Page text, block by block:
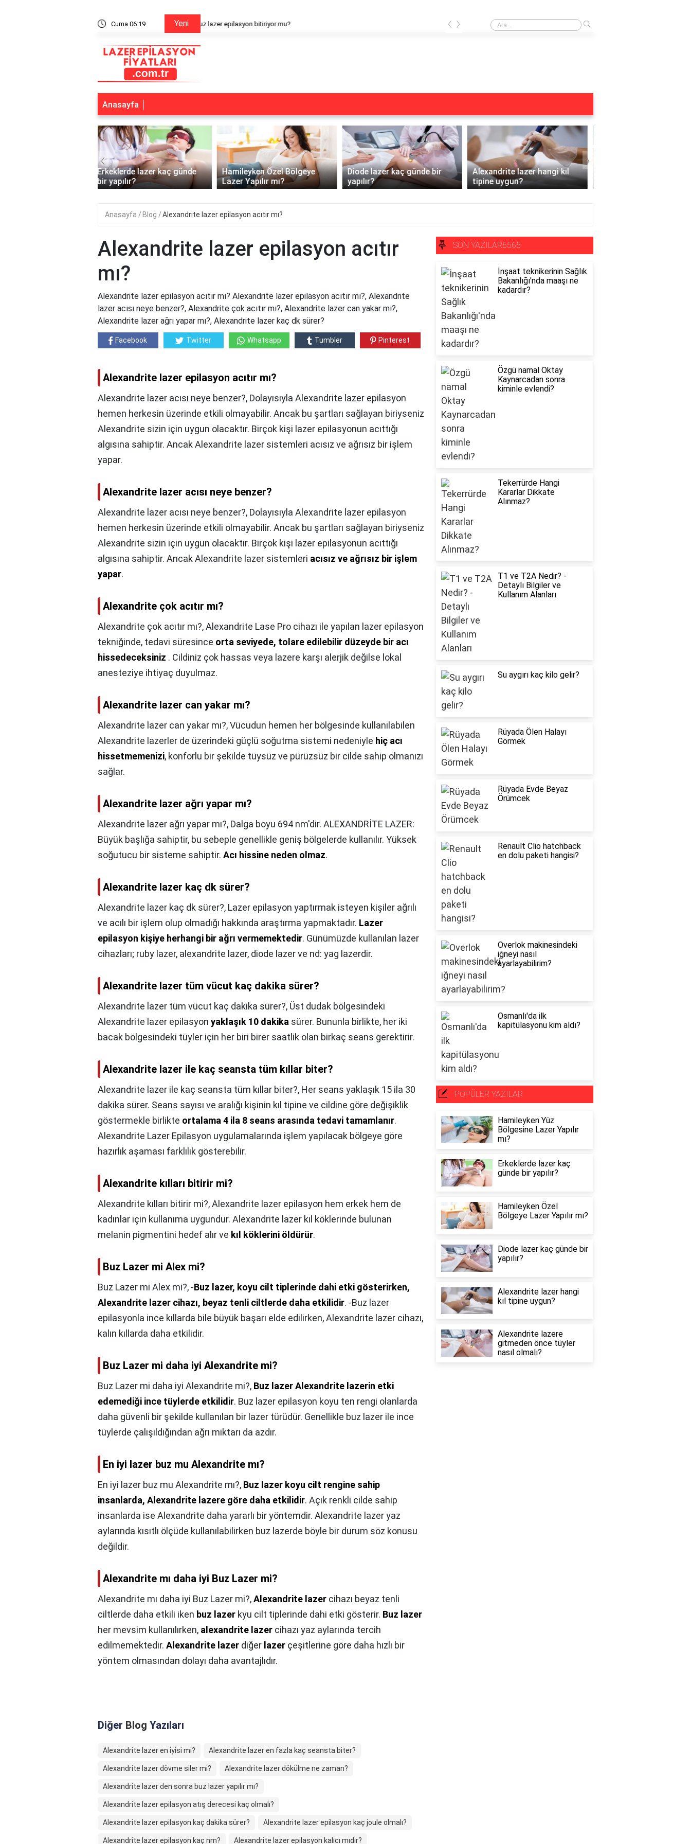
Cuma 06:19 Yeni Alexandrite lazere giderken jilet kullanılır mı? Buz lazer öncesi duş alınır mı?
‹ ›
Anasayfa
Hamileyken Özel Bölgeye
Lazer Yapılır mı?
Diode lazer kaç günde bir
yapılır?
Alexandrite lazer hangi kıl
tipine uygun?
Alexandrite lazere gitmeden
önce tüyler nasıl olmalı?
‹ ›
Anasayfa Blog Alexandrite lazer epilasyon acıtır mı?
Alexandrite lazer epilasyon acıtır
mı?
Alexandrite lazer epilasyon acıtır mı? Alexandrite lazer epilasyon acıtır mı?, Alexandrite
lazer acısı neye benzer?, Alexandrite çok acıtır mı?, Alexandrite lazer can yakar mı?,
Alexandrite lazer ağrı yapar mı?, Alexandrite lazer kaç dk sürer?
Facebook Twitter Whatsapp Tumbler Pinterest
Alexandrite lazer epilasyon acıtır mı?
Alexandrite lazer acısı neye benzer?, Dolayısıyla Alexandrite lazer epilasyon
hemen herkesin üzerinde etkili olmayabilir. Ancak bu şartları sağlayan biriyseniz
Alexandrite sizin için uygun olacaktır. Birçok kişi lazer epilasyonun acıttığı
algısına sahiptir. Ancak Alexandrite lazer sistemleri acısız ve ağrısız bir işlem
yapar.
Alexandrite lazer acısı neye benzer?
Alexandrite lazer acısı neye benzer?, Dolayısıyla Alexandrite lazer epilasyon
hemen herkesin üzerinde etkili olmayabilir. Ancak bu şartları sağlayan biriyseniz
Alexandrite sizin için uygun olacaktır. Birçok kişi lazer epilasyonun acıttığı
algısına sahiptir. Ancak Alexandrite lazer sistemleri acısız ve ağrısız bir işlem
yapar.
Alexandrite çok acıtır mı?
Alexandrite çok acıtır mı?,Alexandrite Lase Pro cihazı ile yapılan lazer epilasyon
tekniğinde, tedavi süresince orta seviyede, tolare edilebilir düzeyde bir acı
hissedeceksiniz . Cildiniz çok hassas veya lazere karşı alerjik değilse lokal
anesteziye ihtiyaç duyulmaz.
Alexandrite lazer can yakar mı?
Alexandrite lazer can yakar mı?,Vücudun hemen her bölgesinde kullanılabilen
Alexandrite lazerler de üzerindeki güçlü soğutma sistemi nedeniyle hiç acı
hissetmemenizi, konforlu bir şekilde tüysüz ve pürüzsüz bir cilde sahip olmanızı
sağlar.
Alexandrite lazer ağrı yapar mı?
Alexandrite lazer ağrı yapar mı?, Dalga boyu 694 nm'dir. ALEXANDRİTE LAZER:
Büyük başlığa sahiptir, bu sebeple genellikle geniş bölgelerde kullanılır. Yüksek
soğutucu bir sisteme sahiptir. Acı hissine neden olmaz.
Alexandrite lazer kaç dk sürer?
Alexandrite lazer kaç dk sürer?, Lazer epilasyon yaptırmak isteyen kişiler ağrılı
ve acılı bir işlem olup olmadığı hakkında araştırma yapmaktadır. Lazer
epilasyon kişiye herhangi bir ağrı vermemektedir. Günümüzde kullanılan lazer
cihazları; ruby lazer, alexandrite lazer, diode lazer ve nd: yag lazerdir.
Alexandrite lazer tüm vücut kaç dakika sürer?
Alexandrite lazer tüm vücut kaç dakika sürer?, Üst dudak bölgesindeki
Alexandrite lazer epilasyon yaklaşık 10 dakika sürer. Bununla birlikte, her iki
bacak bölgesindeki tüyler için her biri birer saatlik olan birkaç seans gerektirir.
Alexandrite lazer ile kaç seansta tüm kıllar biter?
Alexandrite lazer ile kaç seansta tüm kıllar biter?, Her seans yaklaşık 15 ila 30
dakika sürer. Seans sayısı ve aralığı kişinin kıl tipine ve cildine göre değişiklik
göstermekle birlikte ortalama 4 ila 8 seans arasında tedavi tamamlanır.
Alexandrite Lazer Epilasyon uygulamalarında işlem yapılacak bölgeye göre
hazırlık aşaması farklılık gösterebilir.
Alexandrite kılları bitirir mi?
Alexandrite kılları bitirir mi?,Alexandrite lazer epilasyon hem erkek hem de
kadınlar için kullanıma uygundur. Alexandrite lazer kıl köklerinde bulunan
melanin pigmentini hedef alır ve kıl köklerini öldürür.
Buz Lazer mi Alex mi?
Buz Lazer mi Alex mi?, -Buz lazer, koyu cilt tiplerinde dahi etki gösterirken,
Alexandrite lazer cihazı, beyaz tenli ciltlerde daha etkilidir. -Buz lazer
epilasyonla ince kıllarda bile büyük başarı elde edilirken, Alexandrite lazer cihazı,
kalın kıllarda daha etkilidir.
Buz Lazer mi daha iyi Alexandrite mi?
Buz Lazer mi daha iyi Alexandrite mi?, Buz lazer Alexandrite lazerin etki
edemediği ince tüylerde etkilidir. Buz lazer epilasyon koyu ten rengi olanlarda
daha güvenli bir şekilde kullanılan bir lazer türüdür. Genellikle buz lazer ile ince
tüylerde çalışıldığından ağrı miktarı da azdır.
En iyi lazer buz mu Alexandrite mı?
En iyi lazer buz mu Alexandrite mı?, Buz lazer koyu cilt rengine sahip
insanlarda, Alexandrite lazere göre daha etkilidir. Açık renkli cilde sahip
insanlarda ise Alexandrite daha yararlı bir yöntemdir. Alexandrite lazer yaz
aylarında kısıtlı ölçüde kullanılabilirken buz lazerde böyle bir durum söz konusu
değildir.
Alexandrite mı daha iyi Buz Lazer mi?
Alexandrite mı daha iyi Buz Lazer mi?,Alexandrite lazer cihazı beyaz tenli
ciltlerde daha etkili iken buz lazer kyu cilt tiplerinde dahi etki gösterir. Buz lazer
her mevsim kullanılırken, alexandrite lazer cihazı yaz aylarında tercih
edilmemektedir. Alexandrite lazer diğer lazer çeşitlerine göre daha hızlı bir
yöntem olmasından dolayı daha avantajlıdır.
Diğer Blog Yazıları
Alexandrite lazer en iyisi mi? Alexandrite lazer en fazla kaç seansta biter?
Alexandrite lazer dövme siler mi? Alexandrite lazer dökülme ne zaman?
Alexandrite lazer den sonra buz lazer yapılır mı?
Alexandrite lazer epilasyon atış derecesi kaç olmalı?
Alexandrite lazer epilasyon kaç dakika sürer? Alexandrite lazer epilasyon kaç joule olmalı?
Alexandrite lazer epilasyon kaç nm? Alexandrite lazer epilasyon kalıcı mıdır?
SON YAZILAR6565
İnşaat teknikerinin Sağlık
Bakanlığı'nda maaşı ne
kadardır?
Özgü namal Oktay
Kaynarcadan sonra
kiminle evlendi?
Tekerrürde Hangi
Kararlar Dikkate
Alınmaz?
T1 ve T2A Nedir? -
Detaylı Bilgiler ve
Kullanım Alanları
Su aygırı kaç kilo gelir?
Rüyada Ölen Halayı
Görmek
Rüyada Evde Beyaz
Örümcek
Renault Clio hatchback
en dolu paketi hangisi?
Overlok makinesindeki
iğneyi nasıl
ayarlayabilirim?
Osmanlı'da ilk
kapitülasyonu kim aldı?
POPÜLER YAZILAR
Hamileyken Yüz
Bölgesine Lazer Yapılır
mı?
Erkeklerde lazer kaç
günde bir yapılır?
Hamileyken Özel
Bölgeye Lazer Yapılır mı?
Diode lazer kaç günde bir
yapılır?
Alexandrite lazer hangi
kıl tipine uygun?
Alexandrite lazere
gitmeden önce tüyler
nasıl olmalı?